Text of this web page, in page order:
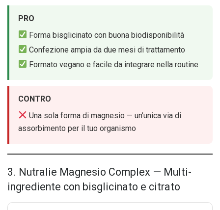
PRO
Forma bisglicinato con buona biodisponibilità
Confezione ampia da due mesi di trattamento
Formato vegano e facile da integrare nella routine
CONTRO
Una sola forma di magnesio — un’unica via di
assorbimento per il tuo organismo
3. Nutralie Magnesio Complex — Multi-
ingrediente con bisglicinato e citrato